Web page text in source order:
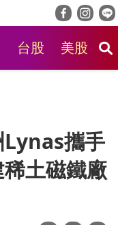
台股 美股
Lynas攜手
土磁鐵廠